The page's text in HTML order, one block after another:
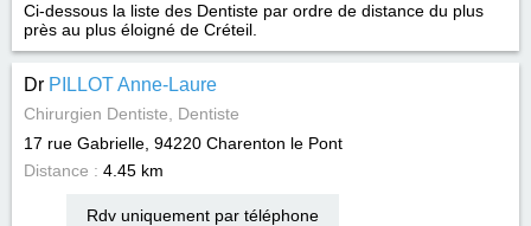
Ci-dessous la liste des Dentiste par ordre de distance du plus
près au plus éloigné de Créteil.
Dr PILLOT Anne-Laure
Chirurgien Dentiste, Dentiste
17 rue Gabrielle, 94220 Charenton le Pont
Distance : 4.45 km
Rdv uniquement par téléphone